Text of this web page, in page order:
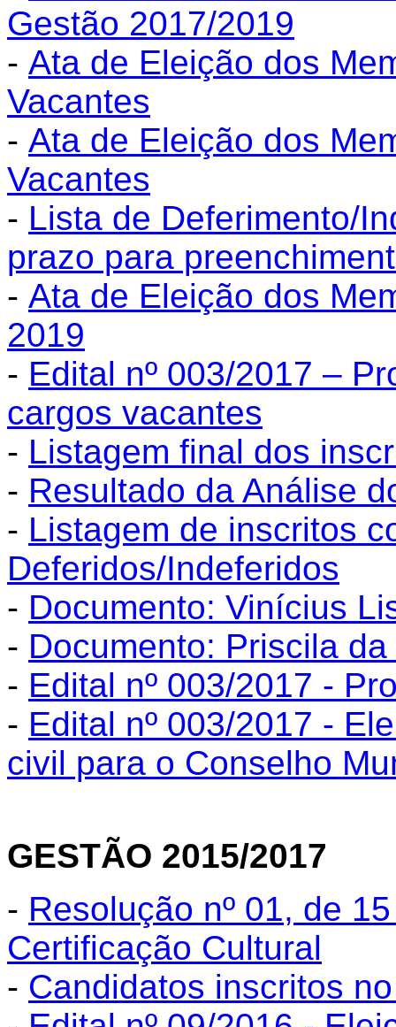
Gestão 2017/2019
- Ata de Eleição dos
Vacantes
- Ata de Eleição dos
Vacantes
- Lista de Deferimento/
prazo para
- Ata de Eleição dos
2019
- Edital nº 003/2017 –
cargos vacantes
- Listagem final dos
- Resultado da Análise
- Listagem de inscritos
Deferidos/Indeferidos
- Documento: Vinícius
- Documento: Priscila
- Edital nº 003/2017 -
- Edital nº 003/2017 -
civil para o Conselho
GESTÃO 2015/2017
- Resolução nº 01, de
Certificação Cultural
- Candidatos inscritos